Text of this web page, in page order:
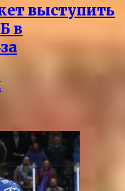
выступить
в